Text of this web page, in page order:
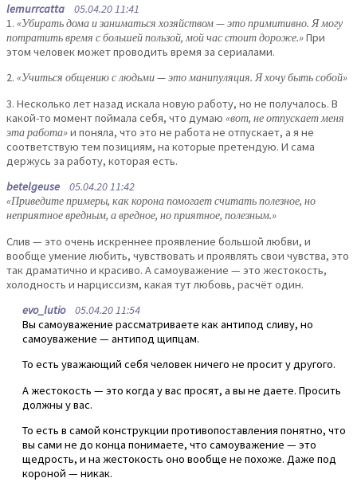
lemurrcatta 05.04.20 11:41
1. «Убирать дома и заниматься хозяйством — это примитивно. Я могу
потратить время с большей пользой, мой час стоит дороже.»При
этом человек может проводить время за сериалами.
2. «Учиться общению с людьми — это манипуляция. Я хочу быть собой»
3. Несколько лет назад искала новую работу, но не получалось. В
какой-то момент поймала себя, что думаю «вот, не отпускает меня
эта работа»и поняла, что это не работа не отпускает, а я не
соответствую тем позициям, на которые претендую. И сама
держусь за работу, которая есть.
betelgeuse 05.04.20 11:42
«Приведите примеры, как корона помогает считать полезное, но
неприятное вредным, а вредное, но приятное, полезным.»
Слив — это очень искреннее проявление большой любви, и
вообще умение любить, чувствовать и проявлять свои чувства, это
так драматично и красиво. А самоуважение — это жестокость,
холодность и нарциссизм, какая тут любовь, расчёт один.
evo_lutio05.04.20 11:54
Вы самоуважение рассматриваете как антипод сливу, но
самоуважение — антипод щипцам.
То есть уважающий себя человек ничего не просит у другого.
А жестокость — это когда у вас просят, а вы не даете. Просить
должны у вас.
То есть в самой конструкции противопоставления понятно, что
вы сами не до конца понимаете, что самоуважение — это
щедрость, и на жестокость оно вообще не похоже. Даже под
короной — никак.